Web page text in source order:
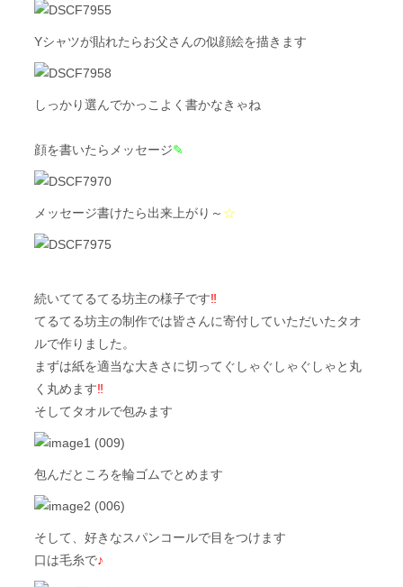
Yシャツが貼れたらお父さんの似顔絵を描きます
しっかり選んでかっこよく書かなきゃね
顔を書いたらメッセージ✎
メッセージ書けたら出来上がり～ ☆
続いててるてる坊主の様子です‼
てるてる坊主の制作では皆さんに寄付していただいたタオ
ルで作りました。
まずは紙を適当な大きさに切ってぐしゃぐしゃぐしゃと丸
く丸めます‼
そしてタオルで包みます
包んだところを輪ゴムでとめます
そして、好きなスパンコールで目をつけます
口は毛糸で♪